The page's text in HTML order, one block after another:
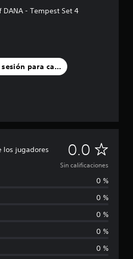
DANA - Tempest Set 4
para calificar
los jugadores 0.0 S
i
n
c
a
Sin calificaciones
0 %
0 %
0 %
0 %
0 %